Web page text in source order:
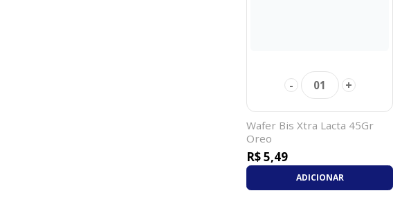
- 01 +
Wafer Bis Xtra Lacta 45Gr
Oreo
R$ 5,49
ADICIONAR